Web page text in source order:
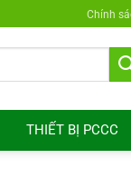
Chính
THIẾT BỊ PCCC